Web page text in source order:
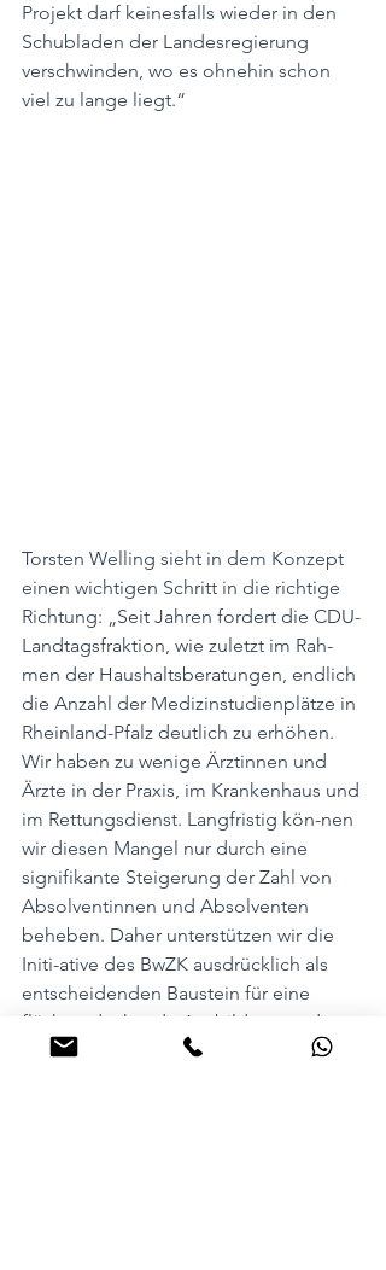
Projekt darf keinesfalls wieder in den
Schubladen der Landesregierung
verschwinden, wo es ohnehin schon
viel zu lange liegt.“
Torsten Welling sieht in dem Konzept
einen wichtigen Schritt in die richtige
Richtung: „Seit Jahren fordert die CDU-
Landtagsfraktion, wie zuletzt im Rah-
men der Haushaltsberatungen, endlich
die Anzahl der Medizinstudienplätze in
Rheinland-Pfalz deutlich zu erhöhen.
Wir haben zu wenige Ärztinnen und
Ärzte in der Praxis, im Krankenhaus und
im Rettungsdienst. Langfristig kön-nen
wir diesen Mangel nur durch eine
signifikante Steigerung der Zahl von
Absolventinnen und Absolventen
beheben. Daher unterstützen wir die
Initi-ative des BwZK ausdrücklich als
entscheidenden Baustein für eine
flächen-deckende Ausbildung und
Versorgung in Rheinland-Pfalz.“